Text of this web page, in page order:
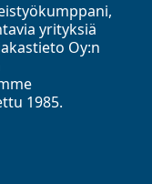
yrityksiä
Oy:n
1985.